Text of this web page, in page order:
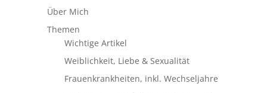
Über Mich
Themen
Wichtige Artikel
Weiblichkeit, Liebe & Sexualität
Frauenkrankheiten, inkl. Wechseljahre